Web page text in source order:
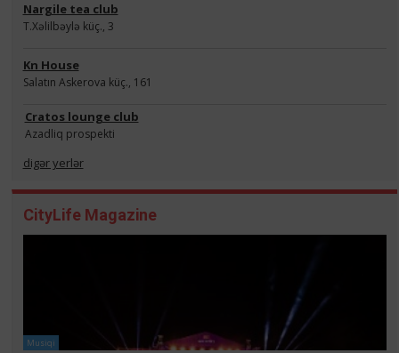
Nargile tea club
T.Xəlilbəylə küç., 3
Kn House
Salatın Askerova küç., 161
Cratos lounge club
Azadliq prospekti
digər yerlər
CityLife Magazine
Musiqi